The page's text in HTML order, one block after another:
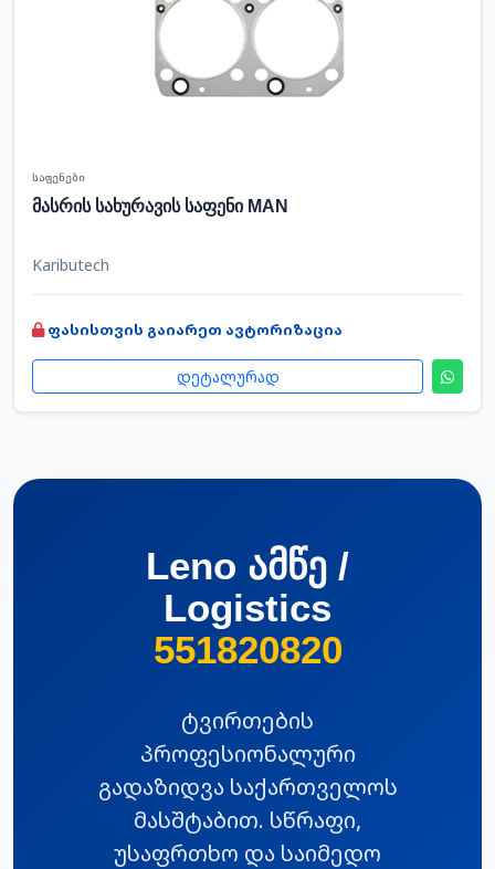
საფენები
მასრის სახურავის საფენი MAN
Kaributech
ფასისთვის გაიარეთ ავტორიზაცია
დეტალურად
Leno ამწე /
Logistics
551820820
ტვირთების
პროფესიონალური
გადაზიდვა საქართველოს
მასშტაბით. სწრაფი,
უსაფრთხო და საიმედო